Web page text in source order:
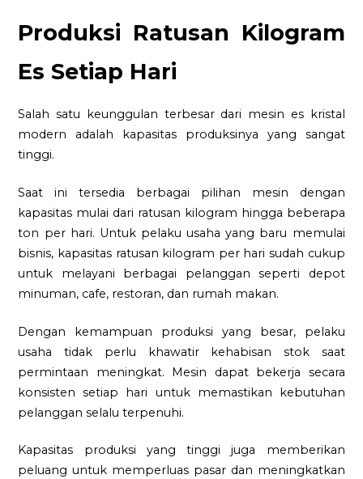
Produksi Ratusan Kilogram
Es Setiap Hari
Salah satu keunggulan terbesar dari mesin es kristal
modern adalah kapasitas produksinya yang sangat
tinggi.
Saat ini tersedia berbagai pilihan mesin dengan
kapasitas mulai dari ratusan kilogram hingga beberapa
ton per hari. Untuk pelaku usaha yang baru memulai
bisnis, kapasitas ratusan kilogram per hari sudah cukup
untuk melayani berbagai pelanggan seperti depot
minuman, cafe, restoran, dan rumah makan.
Dengan kemampuan produksi yang besar, pelaku
usaha tidak perlu khawatir kehabisan stok saat
permintaan meningkat. Mesin dapat bekerja secara
konsisten setiap hari untuk memastikan kebutuhan
pelanggan selalu terpenuhi.
Kapasitas produksi yang tinggi juga memberikan
peluang untuk memperluas pasar dan meningkatkan